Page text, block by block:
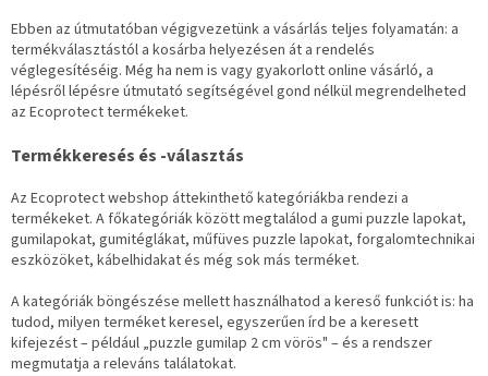
Ebben az útmutatóban végigvezetünk a vásárlás teljes folyamatán: a
termékválasztástól a kosárba helyezésen át a rendelés
véglegesítéséig. Még ha nem is vagy gyakorlott online vásárló, a
lépésről lépésre útmutató segítségével gond nélkül megrendelheted
az Ecoprotect termékeket.
Termékkeresés és -választás
Az Ecoprotect webshop áttekinthető kategóriákba rendezi a
termékeket. A főkategóriák között megtalálod a gumi puzzle lapokat,
gumilapokat, gumitéglákat, műfüves puzzle lapokat, forgalomtechnikai
eszközöket, kábelhidakat és még sok más terméket.
A kategóriák böngészése mellett használhatod a kereső funkciót is: ha
tudod, milyen terméket keresel, egyszerűen írd be a keresett
kifejezést – például „puzzle gumilap 2 cm vörös" – és a rendszer
megmutatja a releváns találatokat.